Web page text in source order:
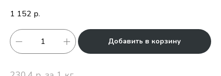
1 152 р.
Добавить в корзину